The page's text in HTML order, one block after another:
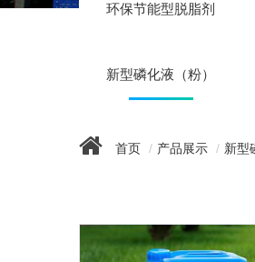
环保节能型脱脂剂
新型磷化液（粉）
首页 产品展示 新型